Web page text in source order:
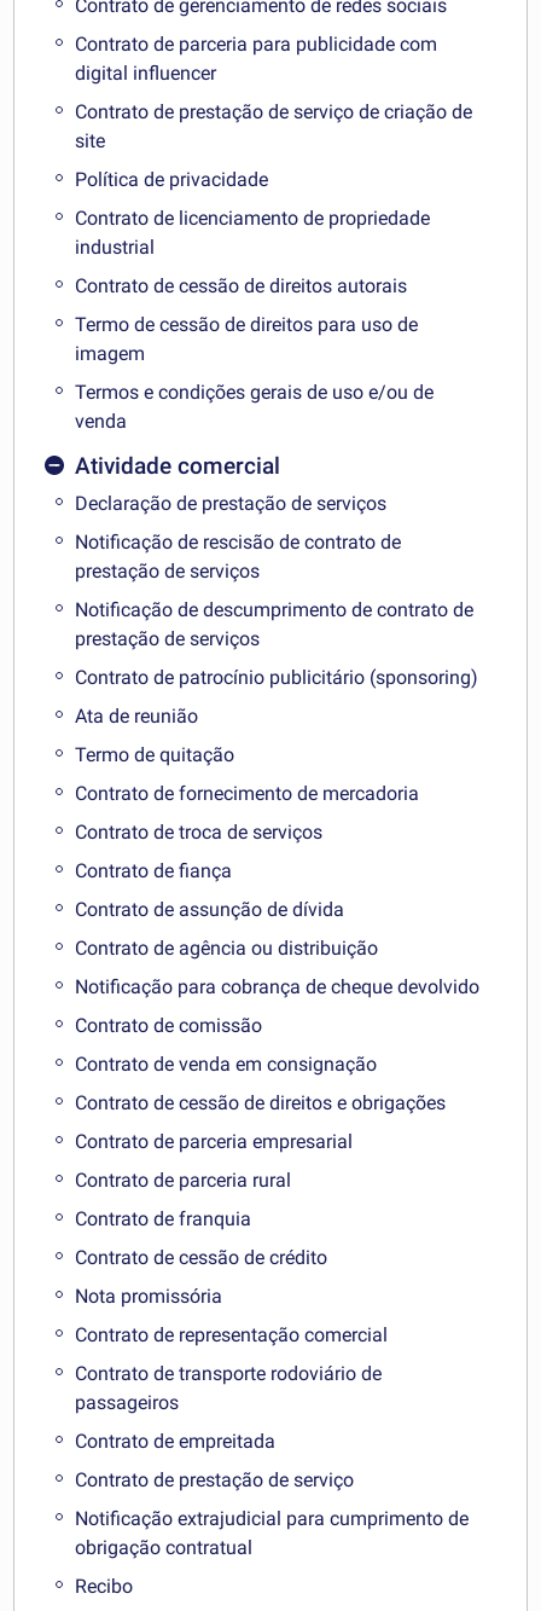
Contrato de gerenciamento de redes sociais
Contrato de parceria para publicidade com
digital influencer
Contrato de prestação de serviço de criação de
site
Política de privacidade
Contrato de licenciamento de propriedade
industrial
Contrato de cessão de direitos autorais
Termo de cessão de direitos para uso de
imagem
Termos e condições gerais de uso e/ou de
venda
Atividade comercial
Declaração de prestação de serviços
Notificação de rescisão de contrato de
prestação de serviços
Notificação de descumprimento de contrato de
prestação de serviços
Contrato de patrocínio publicitário (sponsoring)
Ata de reunião
Termo de quitação
Contrato de fornecimento de mercadoria
Contrato de troca de serviços
Contrato de fiança
Contrato de assunção de dívida
Contrato de agência ou distribuição
Notificação para cobrança de cheque devolvido
Contrato de comissão
Contrato de venda em consignação
Contrato de cessão de direitos e obrigações
Contrato de parceria empresarial
Contrato de parceria rural
Contrato de franquia
Contrato de cessão de crédito
Nota promissória
Contrato de representação comercial
Contrato de transporte rodoviário de
passageiros
Contrato de empreitada
Contrato de prestação de serviço
Notificação extrajudicial para cumprimento de
obrigação contratual
Recibo